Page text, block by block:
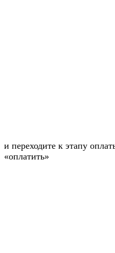
и переходите к этапу
«оплатить»